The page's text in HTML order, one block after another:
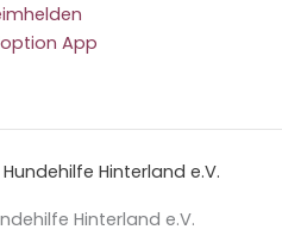
App
Hinterland e.V.
Hinterland e.V.